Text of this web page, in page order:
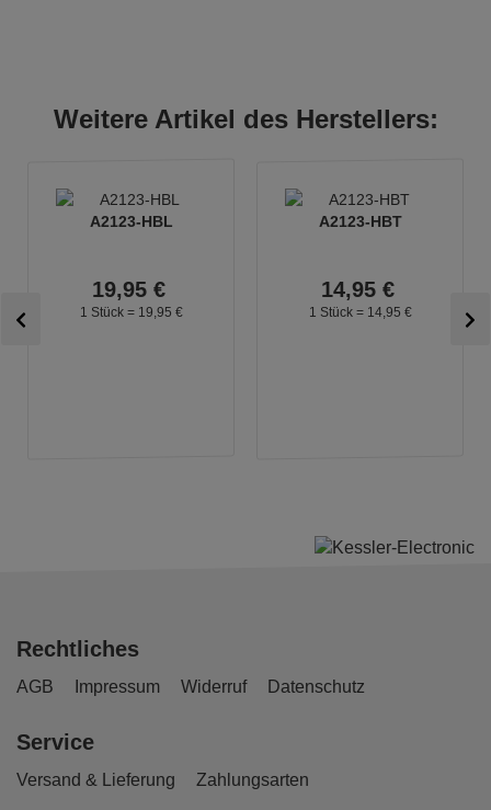
Weitere Artikel des Herstellers:
A2123-HBL
19,95 €
1 Stück = 19, 95 €
A2123-HBT
14,95 €
1 Stück = 14, 95 €
Rechtliches
AGB Impressum Widerruf Datenschutz
Service
Versand & Lieferung Zahlungsarten